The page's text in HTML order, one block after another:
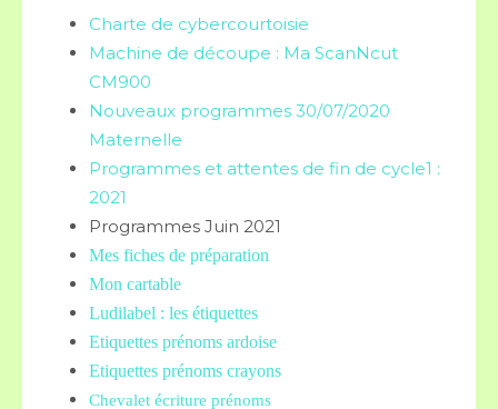
Charte de cybercourtoisie
Machine de découpe : Ma ScanNcut
CM900
Nouveaux programmes 30/07/2020
Maternelle
Programmes et attentes de fin de cycle1 :
2021
Programmes Juin 2021
Mes fiches de préparation
Mon cartable
Ludilabel : les étiquettes
Etiquettes prénoms ardoise
Etiquettes prénoms crayons
Chevalet écriture prénoms